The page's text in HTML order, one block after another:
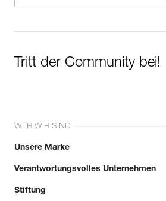
Tritt der Community bei!
WER WIR SIND
Unsere Marke
Verantwortungsvolles Unternehmen
Stiftung